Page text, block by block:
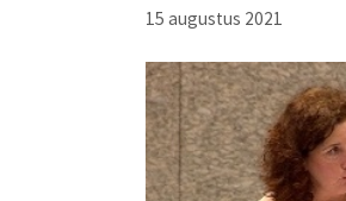
15 augustus 2021